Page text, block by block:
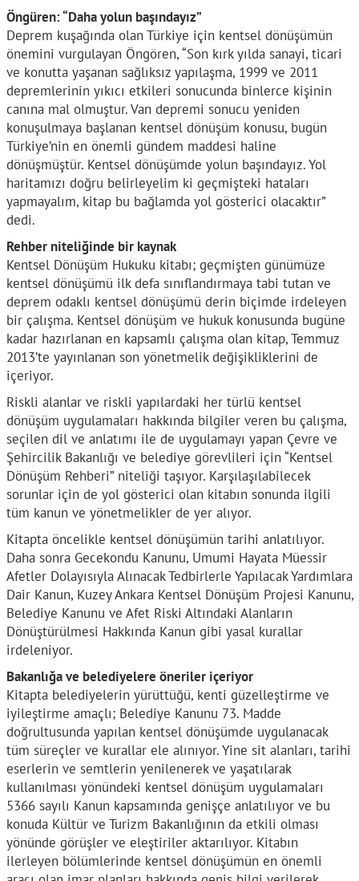
Öngüren: “Daha yolun başındayız”
Deprem kuşağında olan Türkiye için kentsel dönüşümün
önemini vurgulayan Öngören, “Son kırk yılda sanayi, ticari
ve konutta yaşanan sağlıksız yapılaşma, 1999 ve 2011
depremlerinin yıkıcı etkileri sonucunda binlerce kişinin
canına mal olmuştur. Van depremi sonucu yeniden
konuşulmaya başlanan kentsel dönüşüm konusu, bugün
Türkiye’nin en önemli gündem maddesi haline
dönüşmüştür. Kentsel dönüşümde yolun başındayız. Yol
haritamızı doğru belirleyelim ki geçmişteki hataları
yapmayalım, kitap bu bağlamda yol gösterici olacaktır”
dedi.
Rehber niteliğinde bir kaynak
Kentsel Dönüşüm Hukuku kitabı; geçmişten günümüze
kentsel dönüşümü ilk defa sınıflandırmaya tabi tutan ve
deprem odaklı kentsel dönüşümü derin biçimde irdeleyen
bir çalışma. Kentsel dönüşüm ve hukuk konusunda bugüne
kadar hazırlanan en kapsamlı çalışma olan kitap, Temmuz
2013’te yayınlanan son yönetmelik değişikliklerini de
içeriyor.
Riskli alanlar ve riskli yapılardaki her türlü kentsel
dönüşüm uygulamaları hakkında bilgiler veren bu çalışma,
seçilen dil ve anlatımı ile de uygulamayı yapan Çevre ve
Şehircilik Bakanlığı ve belediye görevlileri için “Kentsel
Dönüşüm Rehberi” niteliği taşıyor. Karşılaşılabilecek
sorunlar için de yol gösterici olan kitabın sonunda ilgili
tüm kanun ve yönetmelikler de yer alıyor.
Kitapta öncelikle kentsel dönüşümün tarihi anlatılıyor.
Daha sonra Gecekondu Kanunu, Umumi Hayata Müessir
Afetler Dolayısıyla Alınacak Tedbirlerle Yapılacak Yardımlara
Dair Kanun, Kuzey Ankara Kentsel Dönüşüm Projesi Kanunu,
Belediye Kanunu ve Afet Riski Altındaki Alanların
Dönüştürülmesi Hakkında Kanun gibi yasal kurallar
irdeleniyor.
Bakanlığa ve belediyelere öneriler içeriyor
Kitapta belediyelerin yürüttüğü, kenti güzelleştirme ve
iyileştirme amaçlı; Belediye Kanunu 73. Madde
doğrultusunda yapılan kentsel dönüşümde uygulanacak
tüm süreçler ve kurallar ele alınıyor. Yine sit alanları, tarihi
eserlerin ve semtlerin yenilenerek ve yaşatılarak
kullanılması yönündeki kentsel dönüşüm uygulamaları
5366 sayılı Kanun kapsamında genişçe anlatılıyor ve bu
konuda Kültür ve Turizm Bakanlığının da etkili olması
yönünde görüşler ve eleştiriler aktarılıyor. Kitabın
ilerleyen bölümlerinde kentsel dönüşümün en önemli